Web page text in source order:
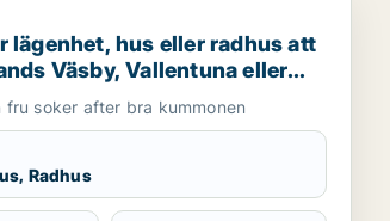
eller Järfälla m.fl.
hus eller radhus att hyra i
lägenhet, hus eller radhus att
Väsby, Vallentuna eller
fru soker after bra kummonen
Radhus